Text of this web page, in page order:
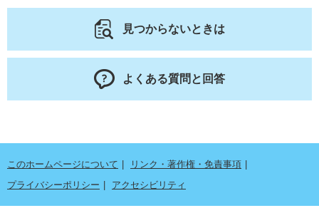
見つからないときは
よくある質問と回答
このホームページについて
リンク・著作権・免責事項
プライバシーポリシー
アクセシビリティ